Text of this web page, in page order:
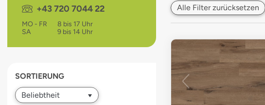
selected
search
Touch
devices
can
touch
Telefon:
+43 720 7044 22
MO - FR
8 bis 17 Uhr
SA
9 bis 14 Uhr
SORTIERUNG
Alle Filter zurücksetzen